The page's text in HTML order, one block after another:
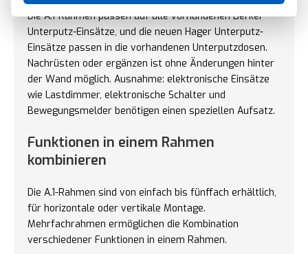
Die A.1-Rahmen passen auf alle vorhandenen Berker
Unterputz-Einsätze, und die neuen Hager Unterputz-
Einsätze passen in die vorhandenen Unterputzdosen.
Nachrüsten oder ergänzen ist ohne Änderungen hinter
der Wand möglich. Ausnahme: elektronische Einsätze
wie Lastdimmer, elektronische Schalter und
Bewegungsmelder benötigen einen speziellen Aufsatz.
Funktionen in einem Rahmen
kombinieren
Die A.1-Rahmen sind von einfach bis fünffach erhältlich,
für horizontale oder vertikale Montage.
Mehrfachrahmen ermöglichen die Kombination
verschiedener Funktionen in einem Rahmen.